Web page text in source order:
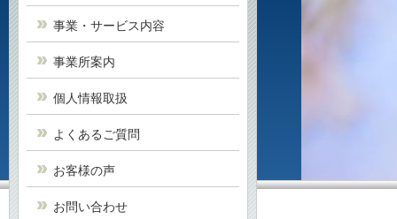
事業・サービス内容
事業所案内
個人情報取扱
よくあるご質問
お客様の声
お問い合わせ